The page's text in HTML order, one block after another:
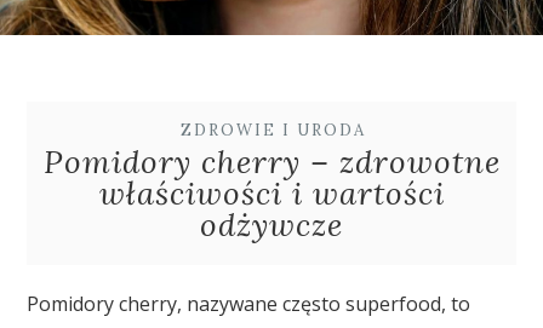
ZDROWIE I URODA
Pomidory cherry – zdrowotne
właściwości i wartości
odżywcze
Pomidory cherry, nazywane często superfood, to